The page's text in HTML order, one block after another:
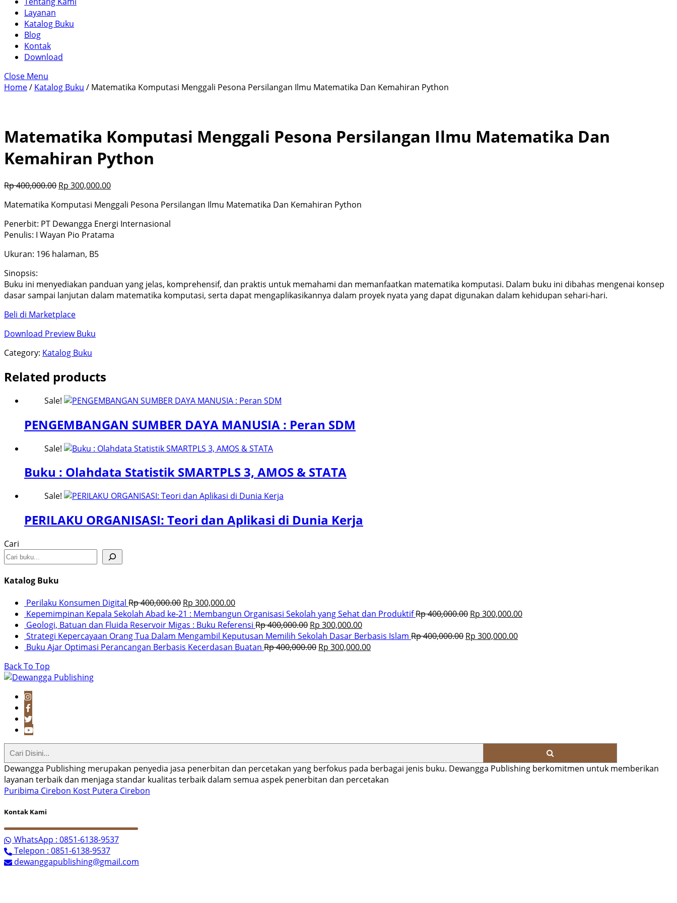
Layanan
Katalog Buku
Blog
Kontak
Download
Close Menu
Home/ Katalog Buku / Matematika Komputasi Menggali Pesona Persilangan Ilmu Matematika Dan Kemahiran Python
Matematika Komputasi Menggali Pesona Persilangan Ilmu Matematika Dan
Kemahiran Python
Rp400,000.00 Rp 300,000.00
Matematika Komputasi Menggali Pesona Persilangan Ilmu Matematika Dan Kemahiran Python
Penerbit: PT Dewangga Energi Internasional
Penulis: I Wayan Pio Pratama
Ukuran: 196 halaman, B5
Sinopsis:
Buku ini menyediakan panduan yang jelas, komprehensif, dan praktis untuk memahami dan memanfaatkan matematika komputasi. Dalam buku ini dibahas mengenai konsep
dasar sampai lanjutan dalam matematika komputasi, serta dapat mengaplikasikannya dalam proyek nyata yang dapat digunakan dalam kehidupan sehari-hari.
Beli di Marketplace
Download Preview Buku
Category: Katalog Buku
Related products
Sale!
PENGEMBANGAN SUMBER DAYA MANUSIA : Peran SDM
Sale!
Buku : Olahdata Statistik SMARTPLS 3, AMOS & STATA
Sale!
PERILAKU ORGANISASI: Teori dan Aplikasi di Dunia Kerja
Cari
Katalog Buku
Perilaku Konsumen Digital Rp400,000.00 Rp 300,000.00
Kepemimpinan Kepala Sekolah Abad ke-21 : Membangun Organisasi Sekolah yang Sehat dan ProduktifRp400,000.00 Rp 300,000.00
Geologi, Batuan dan Fluida Reservoir Migas : Buku Referensi Rp400,000.00 Rp 300,000.00
Strategi Kepercayaan Orang Tua Dalam Mengambil Keputusan Memilih Sekolah Dasar Berbasis Islam Rp400,000.00 Rp 300,000.00
Buku Ajar Optimasi Perancangan Berbasis Kecerdasan Buatan Rp400,000.00 Rp 300,000.00
Back To Top
Dewangga Publishing merupakan penyedia jasa penerbitan dan percetakan yang berfokus pada berbagai jenis buku. Dewangga Publishing berkomitmen untuk memberikan
layanan terbaik dan menjaga standar kualitas terbaik dalam semua aspek penerbitan dan percetakan
Puribima Cirebon Kost Putera Cirebon
Kontak Kami
WhatsApp : 0851-6138-9537
Telepon : 0851-6138-9537
dewanggapublishing@gmail.com